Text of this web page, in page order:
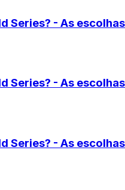
Series? - As
Series? - As
Series? - As